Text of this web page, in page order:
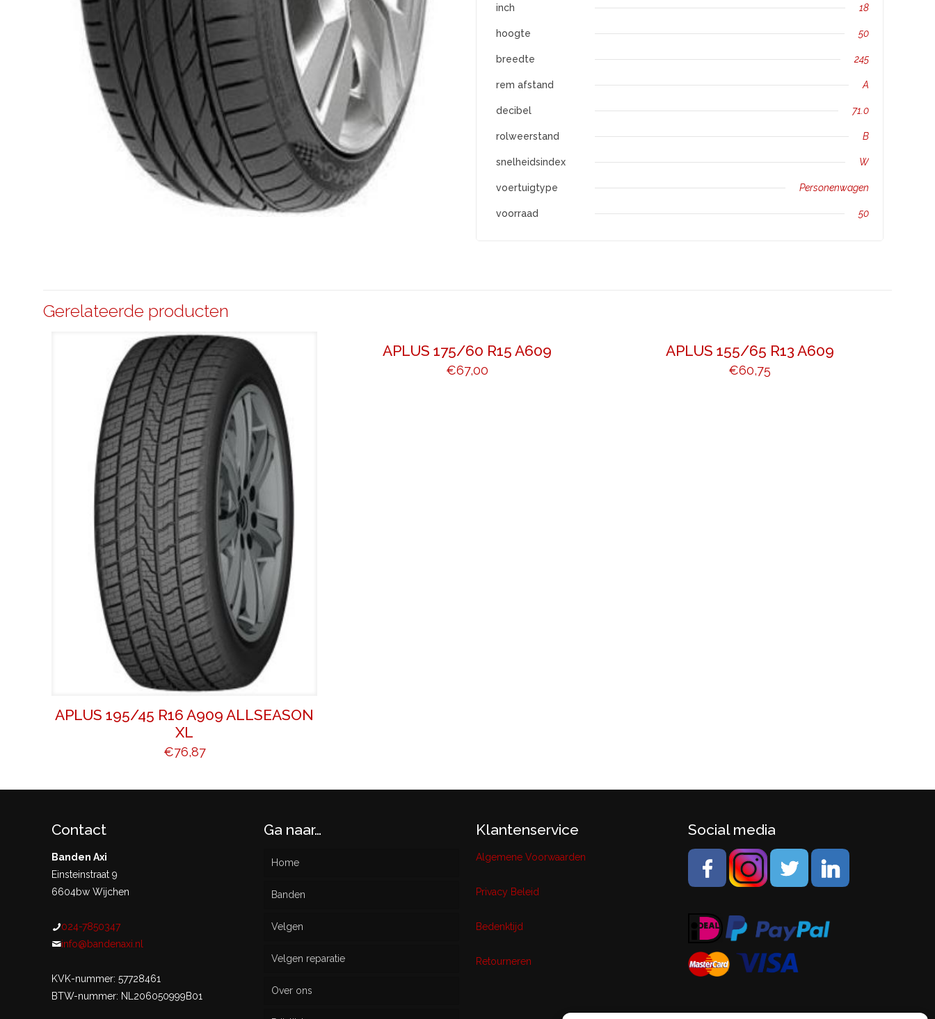
inch 18
hoogte 50
breedte 245
rem afstand A
decibel 71.0
rolweerstand B
snelheidsindex W
voertuigtype Personenwagen
voorraad 50
Gerelateerde producten
APLUS 195/45 R16 A909 ALLSEASON
XL
€76,87
APLUS 175/60 R15 A609
€67,00
APLUS 155/65 R13 A609
€60,75
Contact
Banden Axi
Einsteinstraat 9
6604bw Wijchen
024-7850347
info@bandenaxi.nl
KVK-nummer: 57728461
BTW-nummer: NL206050999B01
Ga naar…
Home
Banden
Nieuw
Gebruikt
Velgen
Velgen reparatie
Over ons
Klantenservice
Algemene Voorwaarden
Privacy Beleid
Bedenktijd
Retourneren
Social media